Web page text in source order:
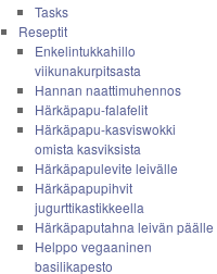
Tasks
Reseptit
Enkelintukkahillo
viikunakurpitsasta
Hannan naattimuhennos
Härkäpapu-falafelit
Härkäpapu-kasviswokki
omista kasviksista
Härkäpapulevite leivälle
Härkäpapupihvit
jugurttikastikkeella
Härkäpaputahna leivän päälle
Helppo vegaaninen
basilikapesto